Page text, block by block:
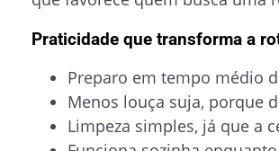
Praticidade que transforma a
Preparo em tempo médio
Menos louça suja, porque
Limpeza simples, já que a